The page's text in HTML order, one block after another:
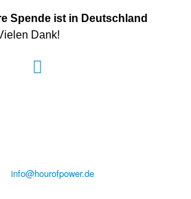
Spende ist in Deutschland
Dank!
info@hourofpower.de